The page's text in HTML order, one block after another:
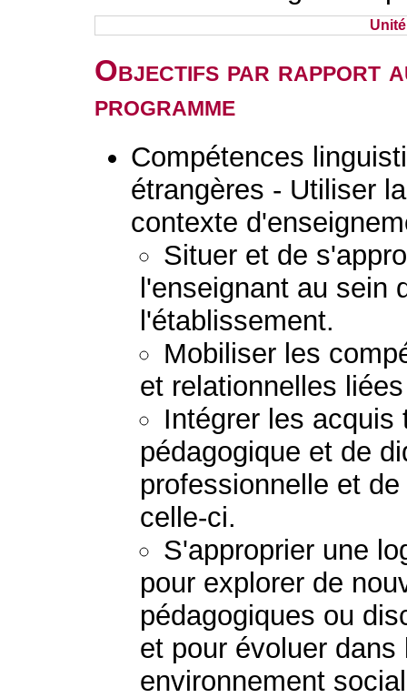
Objectifs par rapport
programme
Compétences
étrangères - Utiliser
contexte
Situer et de
l'enseignant au sein
l'établissement.
Mobiliser les
et relationnelles
Intégrer les acquis
pédagogique et de
professionnelle et
celle-ci.
S'approprier une
pour explorer de
pédagogiques ou
et pour évoluer
environnement